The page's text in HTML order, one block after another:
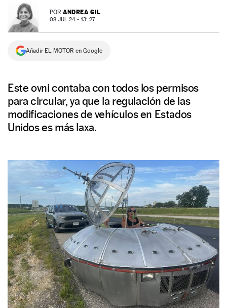
NEWSLETTER POR ANDREA GIL
08 JUL 24 - 13: 27
Añadir EL MOTOR en Google
Este ovni contaba con todos los permisos
para circular, ya que la regulación de las
modificaciones de vehículos en Estados
Unidos es más laxa.